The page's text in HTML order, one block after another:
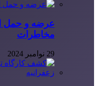
عرضه و حمل
مخاطرات
29 نوامبر 2024